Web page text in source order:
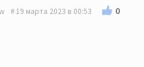
19 марта 2023 в 00:53 0